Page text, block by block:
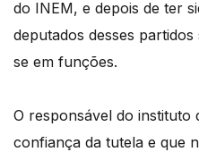
do INEM, e depois de ter
deputados desses
se em funções.
O responsável do instituto
confiança da tutela e que